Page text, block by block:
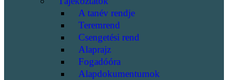
A tanév rendje
Teremrend
Csengetési rend
Alaprajz
Fogadóóra
Alapdokumentumok